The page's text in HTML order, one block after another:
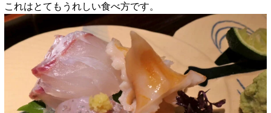
これはとてもうれしい食べ方です。